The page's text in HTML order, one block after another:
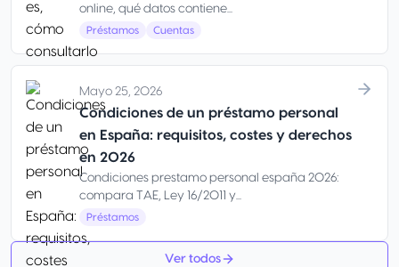
online, qué datos contiene...
Préstamos Cuentas
Mayo 25, 2026
Condiciones de un préstamo personal
en España: requisitos, costes y derechos
en 2026
Condiciones prestamo personal españa 2026:
compara TAE, Ley 16/2011 y...
Préstamos
Ver todos